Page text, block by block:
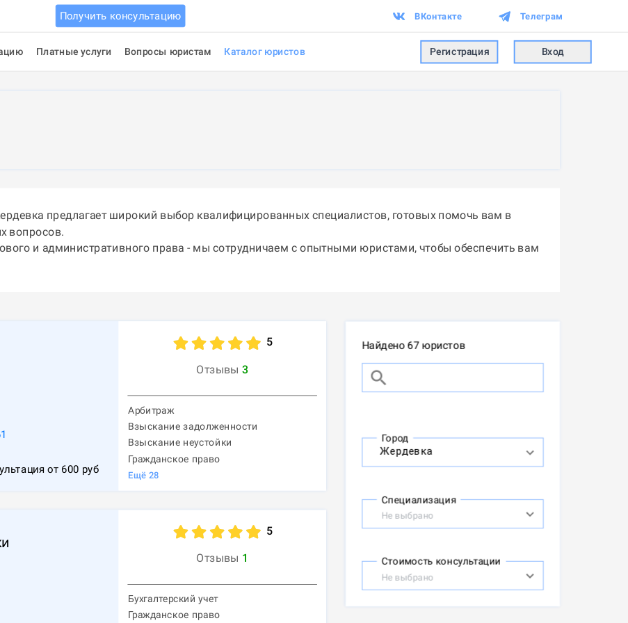
Получить консультацию ВКонтакте Телеграм
Платные услуги Вопросы юристам Каталог юристов Регистрация Вход
предлагает широкий выбор квалифицированных специалистов, готовых помочь вам в
вопросов.
и административного права - мы сотрудничаем с опытными юристами, чтобы обеспечить вам
от 600 руб
5
Отзывы 3
Арбитраж
Взыскание задолженности
Взыскание неустойки
Гражданское право
Ещё 28
5
Отзывы 1
Бухгалтерский учет
Гражданское право
Найдено 67 юристов
Город
Специализация
Не выбрано
Стоимость консультации
Не выбрано